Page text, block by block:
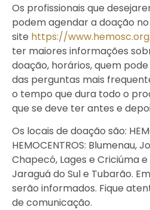
Os profissionais que
podem agendar a doação no
site https://
ter maiores informações
doação, horários, quem
das perguntas mais
o tempo que dura todo o
que se deve ter antes e
Os locais de doação são:
HEMOCENTROS: Blumenau,
Chapecó, Lages e Criciúma e
Jaraguá do Sul e Tubarão.
serão informados. Fique
de comunicação.